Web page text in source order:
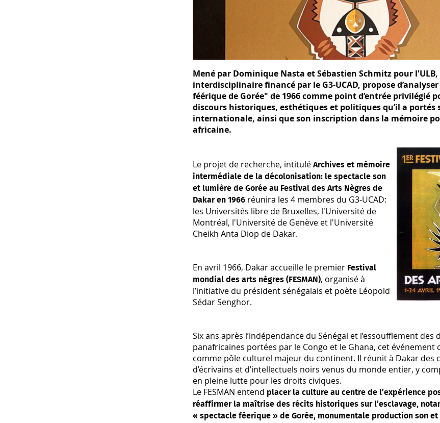
Mené par Dominique Nasta et Sébastien Schmitz pour
interdisciplinaire financé par le G3-UCAD, propose
féérique de Gorée" de 1966 comme point d’entrée privilégié
discours historiques, esthétiques et politiques qu’il a portés
internationale, ainsi que son inscription dans la mémoire
africaine.
Le projet de recherche, intituléArchives et mémoire
intermédiale de la décolonisation: le spectacle son
et lumière de Gorée au Festival des Arts Nègres de
Dakar en 1966 réunira les 4 membres du G3-UCAD:
les Universités libre de Bruxelles, l'Université de
Montréal, l'Université de Genève et l'Université
Cheikh Anta Diop de Dakar.
En avril 1966, Dakar accueille le premier Festival
mondial des arts nègres (FESMAN), organisé à
l’initiative du président sénégalais et poète Léopold
Sédar Senghor.
Six ans après l’indépendance du Sénégal et l’essoufflement des
panafricaines portées par le Congo et le Ghana, cet événement
comme pôle culturel majeur du continent. Il réunit à Dakar des
d’écrivains et d’intellectuels noirs venus du monde entier, y
en pleine lutte pour les droits civiques.
Le FESMAN entend placer la culture au centre de l’expérience
réaffirmer la maîtrise des récits historiques sur l’esclavage,
« spectacle féerique » de Gorée, monumentale production son